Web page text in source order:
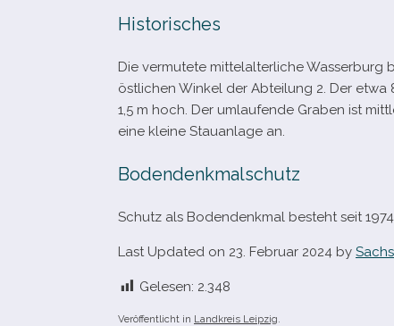
Historisches
Die ver­mu­tete mit­tel­al­ter­li­che Wasserburg
öst­li­chen Winkel der Abteilung 2. Der
1,5 m hoch. Der umlau­fende Graben ist
eine kleine Stauanlage an.
Bodendenkmalschutz
Schutz als Bodendenkmal besteht seit
Last Updated on 23. Februar 2024 by
Gelesen: 2.348
Veröffentlicht in Landkreis Leipzig